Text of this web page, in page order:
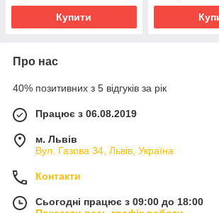
Купити
Про нас
40% позитивних з 5 відгуків за рік
Працює з 06.08.2019
м. Львів
Вул. Газова 34, Львів, Україна
Контакти
Сьогодні працює з 09:00 до 18:00